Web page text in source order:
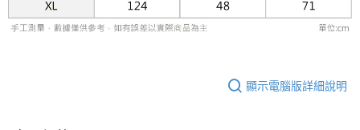
是否繳費成功／繳費後需取消欲退款等相關疑問，請聯繫「AFTEE先享後付
客戶支援中心」 https://netprotections.freshdesk.com/support/home
易，需依本服務之必要範圍內提供個人資料，並將交易相關給付款項請求債
顯示電腦版詳細說明